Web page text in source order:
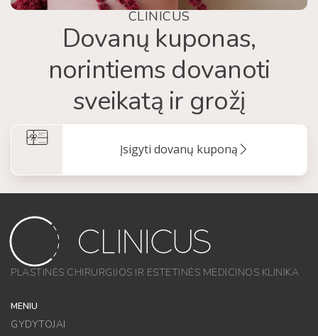
CLINICUS
Dovanų kuponas,
norintiems dovanoti
sveikatą ir grožį
Įsigyti dovanų kuponą
PLASTINĖS CHIRURGIJOS IR ESTETINĖS MEDICINOS KLINIKA
MENIU
GYDYTOJAI